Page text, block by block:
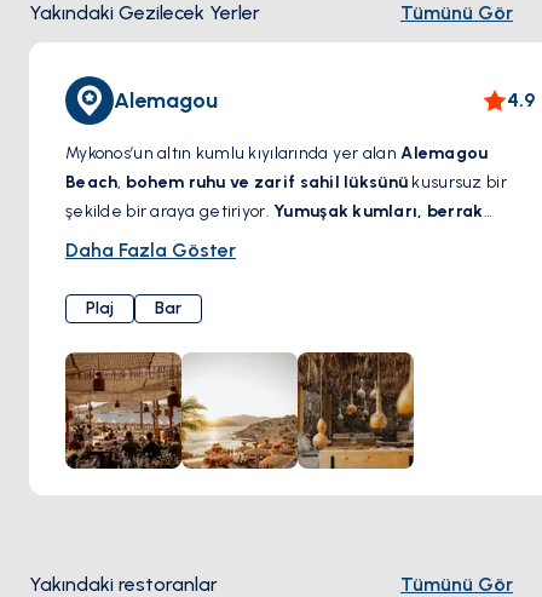
Yakındaki Gezilecek Yerler Tümünü Gör
Alemagou 4.9
Mykonos’un altın kumlu kıyılarında yer alanAlemagou
Beach, bohem ruhu ve zarif sahil lüksünü kusursuz bir
şekilde bir araya getiriyor.Yumuşak kumları, berrak
suları ve rahat ama enerjik atmosferiyle
Kiklad güneşinin
ritmine kapılın, ister deniz kenarındaki restoranda
Akdeniz mutfağınınen seçkin lezzetlerini deneyimleyin;
Alemagou, unutulmaz anlar yaşatır.Mykonos’un doğal
güzelliğiyle lüks plaj kulübü ambiyansını bir araya
getiren mükemmel bir adres.
Daha Fazla Göster
Plaj Bar
Yakındaki restoranlar Tümünü Gör